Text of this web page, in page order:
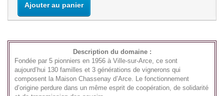
Ajouter au panier
Description du domaine :
Fondée par 5 pionniers en 1956 à Ville-sur-Arce, ce sont
aujourd’hui 130 familles et 3 générations de vignerons qui
composent la Maison Chassenay d’Arce. Le fonctionnement
d’origine perdure dans un même esprit de coopération, de solidarité